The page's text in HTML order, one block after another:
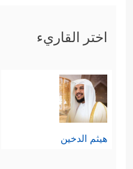
اختر القاريء
هيثم الدخين